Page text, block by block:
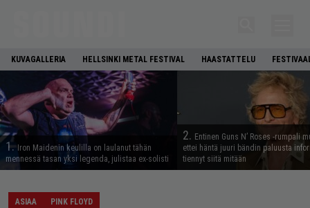
KUVAGALLERIA HELLSINKI METAL FESTIVAL HAASTATTELU
1. Iron Maidenin keulilla on laulanut tähän
mennessä tasan yksi legenda, julistaa ex-solisti
2. Entinen Guns N’ Roses -rumpali
ettei häntä juuri bändin paluusta
tiennyt siitä mitään
ASIAA PINK FLOYD